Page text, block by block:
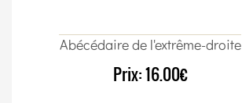
Abécédaire de l'extrême-droite
Prix:16.00€